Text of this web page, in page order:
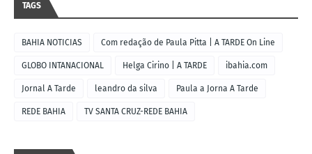
TAGS
BAHIA NOTICIAS Com redação de Paula Pitta | A TARDE On Line
GLOBO INTANACIONAL Helga Cirino | A TARDE ibahia.com
Jornal A Tarde leandro da silva Paula a Jorna A Tarde
REDE BAHIA TV SANTA CRUZ-REDE BAHIA